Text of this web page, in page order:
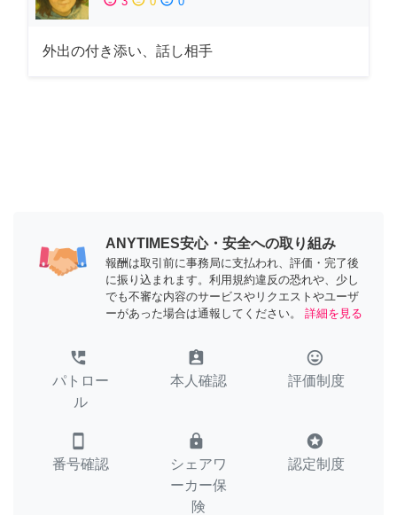
外出の付き添い、話し相手
ANYTIMES安心・安全への取り組み
報酬は取引前に事務局に支払われ、評価・完了後
に振り込まれます。利用規約違反の恐れや、少し
でも不審な内容のサービスやリクエストやユーザ
ーがあった場合は通報してください。
詳細を見る
perm_phone_msg
パトロー
ル
assignment_ind
本人確認
tag_faces
評価制度
smartphone
番号確認
lock
シェアワ
ーカー保
険
stars
認定制度